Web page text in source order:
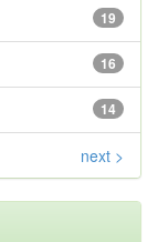
19
16
14
next >